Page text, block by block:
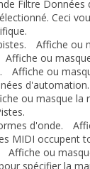
Filtre
Ceci
Affiche ou
Affiche ou
Affiche ou
d'automation.
ou masque la
d'onde.
MIDI occupent
Affiche ou
spécifier la